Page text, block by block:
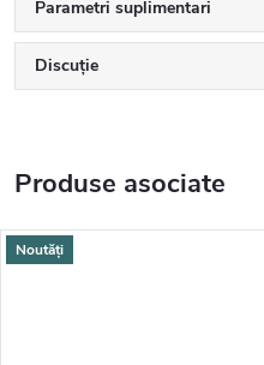
Parametri suplimentari
Discuţie
Produse asociate
Noutăți